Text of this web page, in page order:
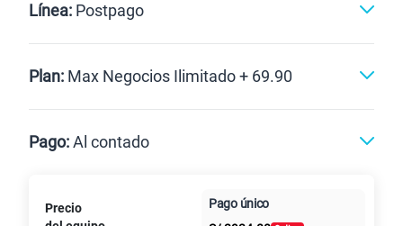
Línea: Postpago
Postpago
Plan: Max Negocios Ilimitado + 69.90
125GBen alta velocidad
S/
Pago:Al contado
Al contado Cuotas Claro
Precio
Pago único